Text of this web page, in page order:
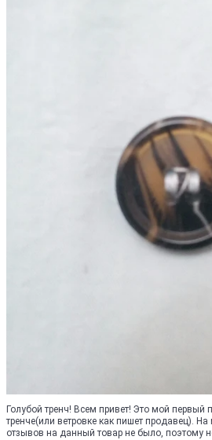
Голубой тренч! Всем привет! Это мой первый
тренче(или ветровке как пишет продавец).
отзывов на данный товар не было, поэтому